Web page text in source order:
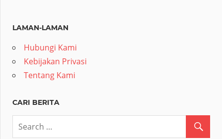
LAMAN-LAMAN
Hubungi Kami
Kebijakan Privasi
Tentang Kami
CARI BERITA